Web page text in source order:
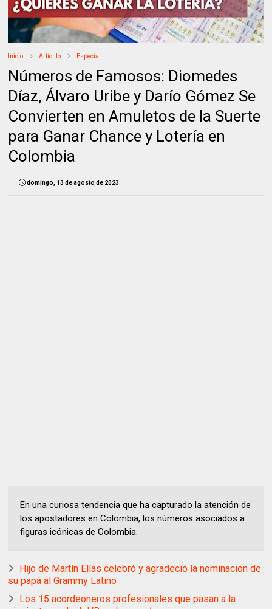
Inicio Artículo Especial
Números de Famosos: Diomedes
Díaz, Álvaro Uribe y Darío Gómez Se
Convierten en Amuletos de la Suerte
para Ganar Chance y Lotería en
Colombia
domingo, 13 de agosto de 2023
En una curiosa tendencia que ha capturado la atención de
los apostadores en Colombia, los números asociados a
figuras icónicas de Colombia.
Hijo de Martín Elías celebró y agradeció la nominación de
su papá al Grammy Latino
Los 15 acordeoneros profesionales que pasan a la